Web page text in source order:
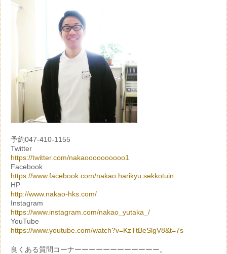
予約047-410-1155
Twitter
https://twitter.com/nakaoooooooooo1
Facebook
https://www.facebook.com/nakao.harikyu.sekkotuin
HP
http://www.nakao-hks.com/
Instagram
https://www.instagram.com/nakao_yutaka_/
YouTube
https://www.youtube.com/watch?v=KzTtBeSlgV8&t=7s
良くある質問コーナーーーーーーーーーーーー。